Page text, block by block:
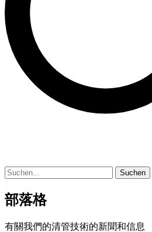
Suchen
部落格
有關我們的清管技術的新聞和信息